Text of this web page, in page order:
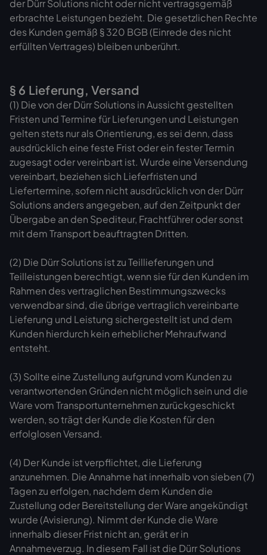
der Dürr Solutions nicht oder nicht vertragsgemäß
erbrachte Leistungen bezieht. Die gesetzlichen Rechte
des Kunden gemäß § 320 BGB (Einrede des nicht
erfüllten Vertrages) bleiben unberührt.
§ 6 Lieferung, Versand
(1) Die von der Dürr Solutions in Aussicht gestellten
Fristen und Termine für Lieferungen und Leistungen
gelten stets nur als Orientierung, es sei denn, dass
ausdrücklich eine feste Frist oder ein fester Termin
zugesagt oder vereinbart ist. Wurde eine Versendung
vereinbart, beziehen sich Lieferfristen und
Liefertermine, sofern nicht ausdrücklich von der Dürr
Solutions anders angegeben, auf den Zeitpunkt der
Übergabe an den Spediteur, Frachtführer oder sonst
mit dem Transport beauftragten Dritten.
(2) Die Dürr Solutions ist zu Teillieferungen und
Teilleistungen berechtigt, wenn sie für den Kunden im
Rahmen des vertraglichen Bestimmungszwecks
verwendbar sind, die übrige vertraglich vereinbarte
Lieferung und Leistung sichergestellt ist und dem
Kunden hierdurch kein erheblicher Mehraufwand
entsteht.
(3) Sollte eine Zustellung aufgrund vom Kunden zu
verantwortenden Gründen nicht möglich sein und die
Ware vom Transportunternehmen zurückgeschickt
werden, so trägt der Kunde die Kosten für den
erfolglosen Versand.
(4) Der Kunde ist verpflichtet, die Lieferung
anzunehmen. Die Annahme hat innerhalb von sieben (7)
Tagen zu erfolgen, nachdem dem Kunden die
Zustellung oder Bereitstellung der Ware angekündigt
wurde (Avisierung). Nimmt der Kunde die Ware
innerhalb dieser Frist nicht an, gerät er in
Annahmeverzug. In diesem Fall ist die Dürr Solutions